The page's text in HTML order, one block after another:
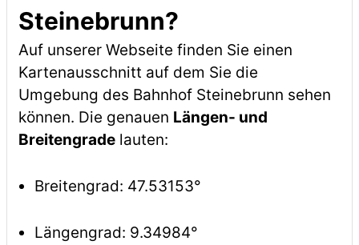
Steinebrunn?
Auf unserer Webseite finden Sie einen
Kartenausschnitt auf dem Sie die
Umgebung des Bahnhof Steinebrunn sehen
können. Die genauen Längen- und
Breitengradelauten:
Breitengrad: 47.53153°
Längengrad: 9.34984°